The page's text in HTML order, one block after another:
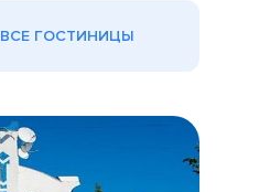
ВСЕ ГОСТИНИЦЫ